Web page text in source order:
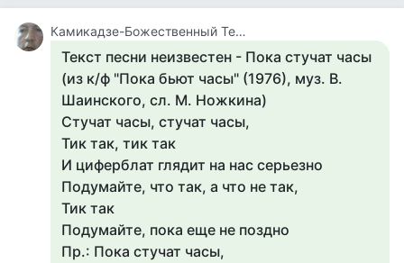
Камикадзе-Божественный Теплый Ветерок
Текст песни неизвестен - Пока стучат часы
(из к/ф "Пока бьют часы" (1976), муз. В.
Шаинского, сл. М. Ножкина)
Стучат часы, стучат часы,
Тик так, тик так
И циферблат глядит на нас серьезно
Подумайте, что так, а что не так,
Тик так
Подумайте, пока еще не поздно
Пр.: Пока стучат часы,